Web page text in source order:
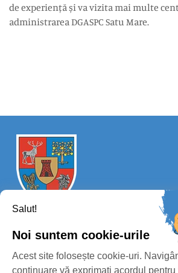
de experiență și va vizita mai multe
administrarea DGASPC Satu Mare.
PROTECȚIA DATELOR
CONSILIUL JUDEȚEAN SATU
Salut!
Noi suntem cookie-urile
Acest site folosește cookie-uri.
continuare vă exprimați acordul pentru